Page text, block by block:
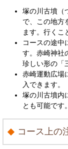
塚の川古墳（
で、この地方
ます。行くこ
コースの途中
す。赤崎神社
珍しい形の「
赤崎運動広場
入できます。
塚の川古墳内
とも可能です。
コース上の